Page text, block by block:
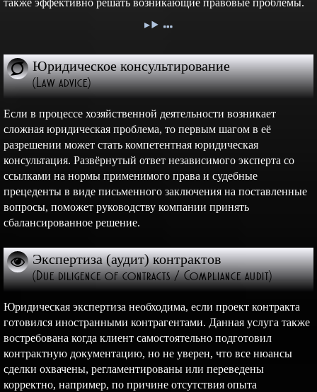
также эффективно решать возникающие правовые проблемы.
Юридическое консультирование
(Law advice)
Если в процессе хозяйственной деятельности возникает
сложная юридическая проблема, то первым шагом в её
разрешении может стать компетентная юридическая
консультация. Развёрнутый ответ независимого эксперта со
ссылками на нормы применимого права и судебные
прецеденты в виде письменного заключения на поставленные
вопросы, поможет руководству компании принять
сбалансированное решение.
Экспертиза (аудит) контрактов
(Due diligence of contracts / Compliance audit)
Юридическая экспертиза необходима, если проект контракта
готовился иностранными контрагентами. Данная услуга также
востребована когда клиент самостоятельно подготовил
контрактную документацию, но не уверен, что все нюансы
сделки охвачены, регламентированы или переведены
корректно, например, по причине отсутствия опыта